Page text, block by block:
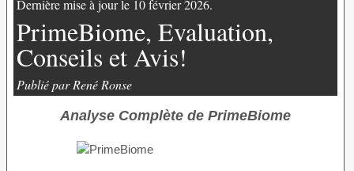
Dernière mise à jour le 10 février 2026.
PrimeBiome, Evaluation,
Conseils et Avis!
Publié par René Ronse
Analyse Complète de PrimeBiome